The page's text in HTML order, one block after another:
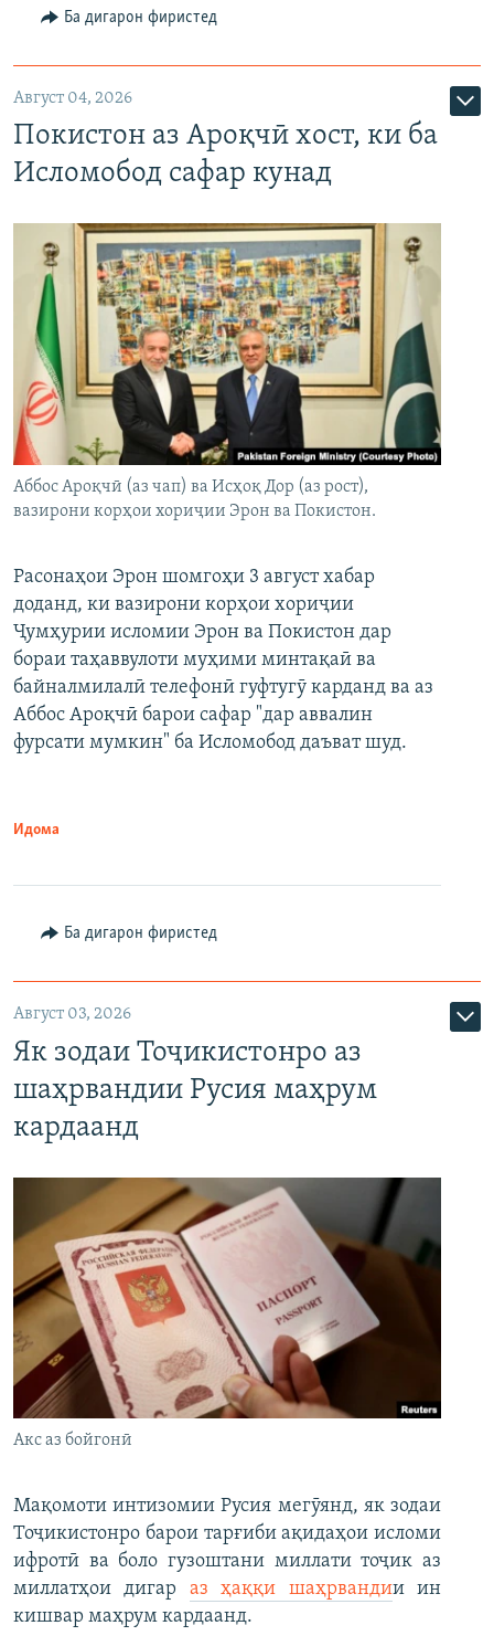
Ба дигарон фиристед
Август 04, 2026
Покистон аз Ароқчӣ хост, ки ба
Исломобод сафар кунад
Аббос Ароқчӣ (аз чап) ва Исҳоқ Дор (аз рост),
вазирони корҳои хориҷии Эрон ва Покистон.
Расонаҳои Эрон шомгоҳи 3 август хабар
доданд, ки вазирони корҳои хориҷии
Ҷумҳурии исломии Эрон ва Покистон дар
бораи таҳаввулоти муҳими минтақаӣ ва
байналмилалӣ телефонӣ гуфтугӯ карданд ва аз
Аббос Ароқчӣ барои сафар "дар аввалин
фурсати мумкин" ба Исломобод даъват шуд.
Идома
Ба дигарон фиристед
Август 03, 2026
Як зодаи Тоҷикистонро аз
шаҳрвандии Русия маҳрум
кардаанд
Акс аз бойгонӣ
Мақомоти интизомии Русия мегӯянд, як зодаи
Тоҷикистонро барои тарғиби ақидаҳои исломи
ифротӣ ва боло гузоштани миллати тоҷик аз
миллатҳои дигар аз ҳаққи шаҳрвандии ин
кишвар маҳрум кардаанд.